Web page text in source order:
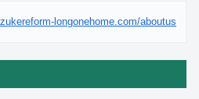
longonehome.com/aboutus